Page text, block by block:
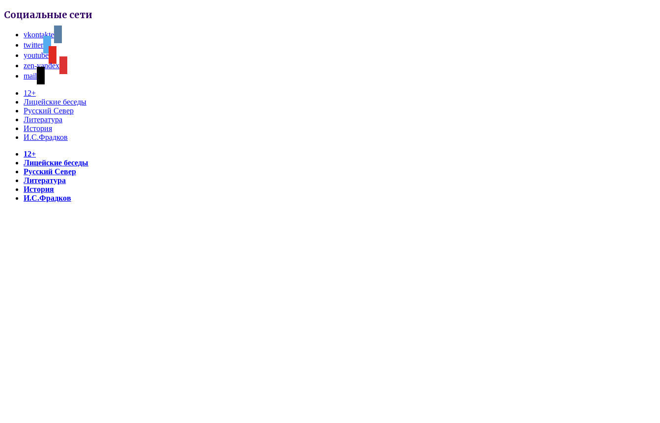
Социальные сети
vkontakte
twitter
youtube
zen-yandex
mail
12+
Лицейские беседы
Русский Север
Литература
История
И.С.Фрадков
12+
Лицейские беседы
Русский Север
Литература
История
И.С.Фрадков